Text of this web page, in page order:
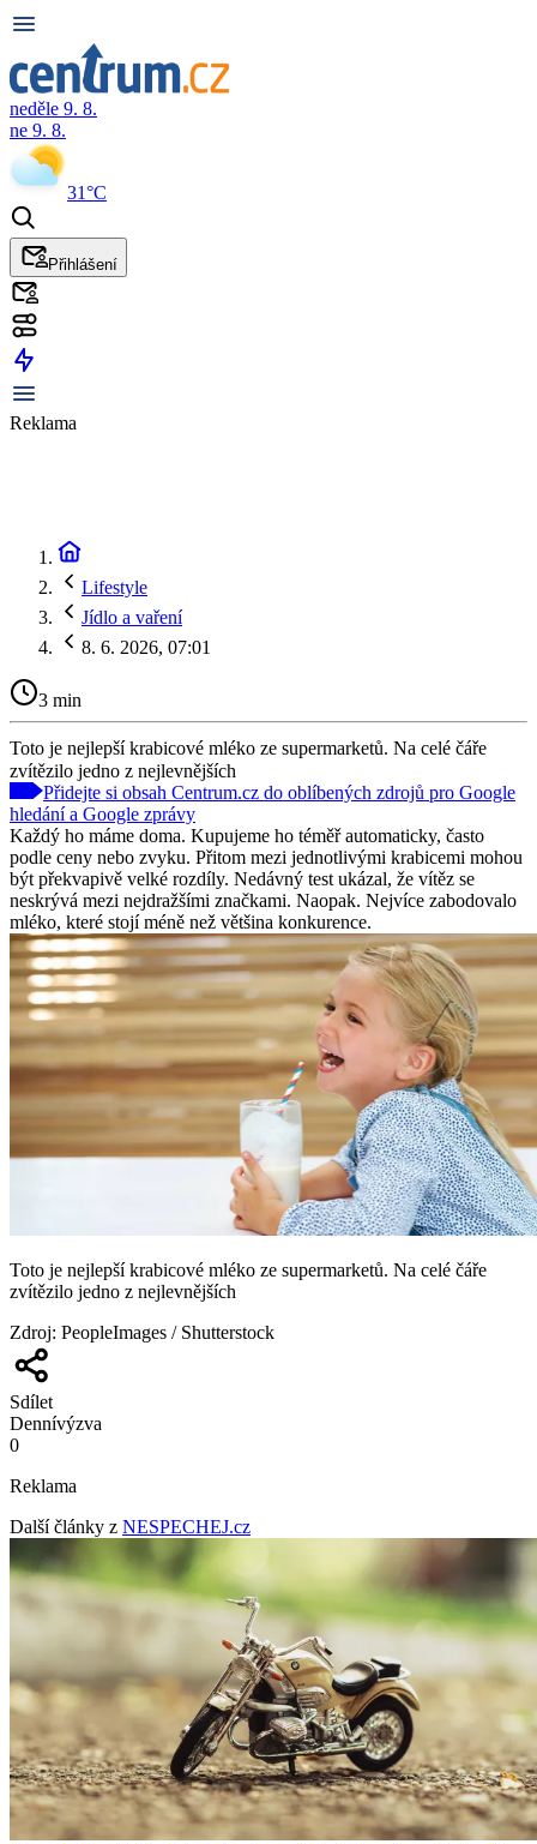
neděle 9. 8.
ne 9. 8.
31°C
Přihlášení
Reklama
Lifestyle
Jídlo a vaření
8. 6. 2026, 07:01
3 min
Toto je nejlepší krabicové mléko ze supermarketů. Na celé čáře
zvítězilo jedno z nejlevnějších
Přidejte si obsah Centrum.cz do oblíbených zdrojů pro Google
hledání a Google zprávy
Každý ho máme doma. Kupujeme ho téměř automaticky, často
podle ceny nebo zvyku. Přitom mezi jednotlivými krabicemi mohou
být překvapivě velké rozdíly. Nedávný test ukázal, že vítěz se
neskrývá mezi nejdražšími značkami. Naopak. Nejvíce zabodovalo
mléko, které stojí méně než většina konkurence.
Toto je nejlepší krabicové mléko ze supermarketů. Na celé čáře
zvítězilo jedno z nejlevnějších
Zdroj: PeopleImages / Shutterstock
Sdílet
Dennívýzva
0
Reklama
Další články z NESPECHEJ.cz